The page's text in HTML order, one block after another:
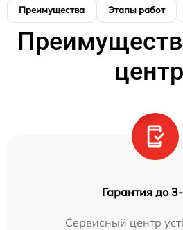
Преимущества Этапы работ
Гарантия до
Сервисный центр